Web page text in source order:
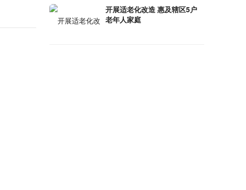
开展​适老化改造 惠及辖区5户
老年人家庭